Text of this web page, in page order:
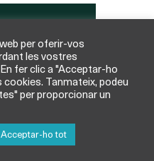
per oferir-vos
les vostres
fer clic a "Acceptar-ho
Tanmateix, podeu
per proporcionar un
Acceptar-ho tot